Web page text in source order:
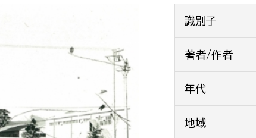
生涯学習
動・地域づくり
イ
ま
小田原城総合管理事務所
産業政策課
観光課
識別子
著者/作者
年代
地域